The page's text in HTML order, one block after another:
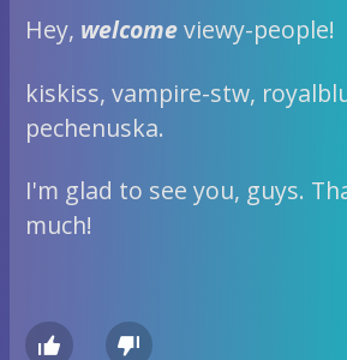
Hey, welcome viewy-people!
kiskiss, vampire-stw,
pechenuska.
I'm glad to see you, guys.
much!
 